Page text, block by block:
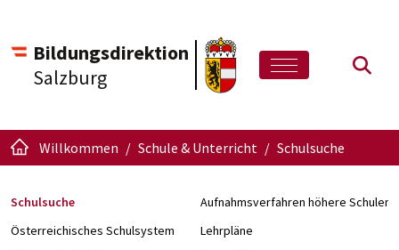
Bildungsdirektion
Salzburg
Willkommen Schule & Unterricht Schulsuche
Schulsuche
Aufnahmsverfahren höhere Schulen
Österreichisches Schulsystem
Lehrpläne